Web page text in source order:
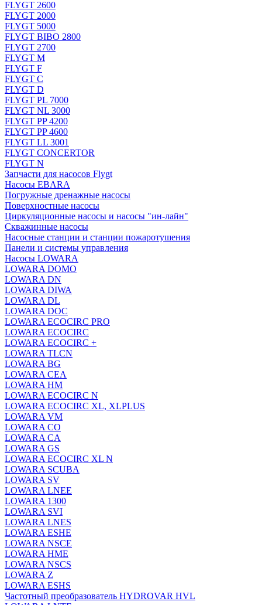
FLYGT 2600
FLYGT 2000
FLYGT 5000
FLYGT BIBO 2800
FLYGT 2700
FLYGT M
FLYGT F
FLYGT C
FLYGT D
FLYGT PL 7000
FLYGT NL 3000
FLYGT PP 4200
FLYGT PP 4600
FLYGT LL 3001
FLYGT CONCERTOR
FLYGT N
Запчасти для насосов Flygt
Насосы EBARA
Погружные дренажные насосы
Поверхностные насосы
Циркуляционные насосы и насосы "ин-лайн"
Скважинные насосы
Насосные станции и станции пожаротушения
Панели и системы управления
Насосы LOWARA
LOWARA DOMO
LOWARA DN
LOWARA DIWA
LOWARA DL
LOWARA DOC
LOWARA ECOCIRC PRO
LOWARA ECOCIRC
LOWARA ECOCIRC +
LOWARA TLCN
LOWARA BG
LOWARA CEA
LOWARA HM
LOWARA ECOCIRC N
LOWARA ECOCIRC XL, XLPLUS
LOWARA VM
LOWARA CO
LOWARA CA
LOWARA GS
LOWARA ECOCIRC XL N
LOWARA SCUBA
LOWARA SV
LOWARA LNEE
LOWARA 1300
LOWARA SVI
LOWARA LNES
LOWARA ESHE
LOWARA NSCE
LOWARA HME
LOWARA NSCS
LOWARA Z
LOWARA ESHS
Частотный преобразователь HYDROVAR HVL